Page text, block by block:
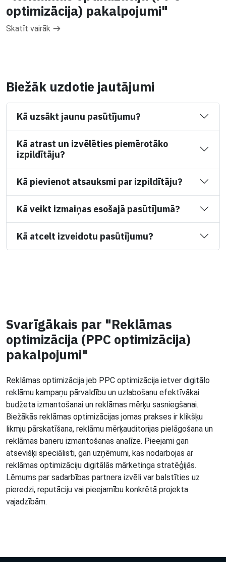
optimizācija) pakalpojumi"
Skatīt vairāk
Biežāk uzdotie jautājumi
Kā uzsākt jaunu pasūtījumu?
Kā atrast un izvēlēties piemērotāko
izpildītāju?
Kā pievienot atsauksmi par izpildītāju?
Kā veikt izmaiņas esošajā pasūtījumā?
Kā atcelt izveidotu pasūtījumu?
Svarīgākais par "Reklāmas
optimizācija (PPC optimizācija)
pakalpojumi"
Reklāmas optimizācija jeb PPC optimizācija ietver digitālo
reklāmu kampaņu pārvaldību un uzlabošanu efektīvākai
budžeta izmantošanai un reklāmas mērķu sasniegšanai.
Biežākās reklāmas optimizācijas jomas prakses ir klikšķu
likmju pārskatīšana, reklāmu mērķauditorijas pielāgošana un
reklāmas baneru izmantošanas analīze. Pieejami gan
atsevišķi speciālisti, gan uzņēmumi, kas nodarbojas ar
reklāmas optimizāciju digitālās mārketinga stratēģijās.
Lēmums par sadarbības partnera izvēli var balstīties uz
pieredzi, reputāciju vai pieejamību konkrētā projekta
vajadzībām.